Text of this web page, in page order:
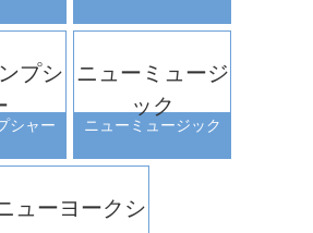
プシ
シャー
ニューミュージ
ック
ニューミュージック
ューヨークシ